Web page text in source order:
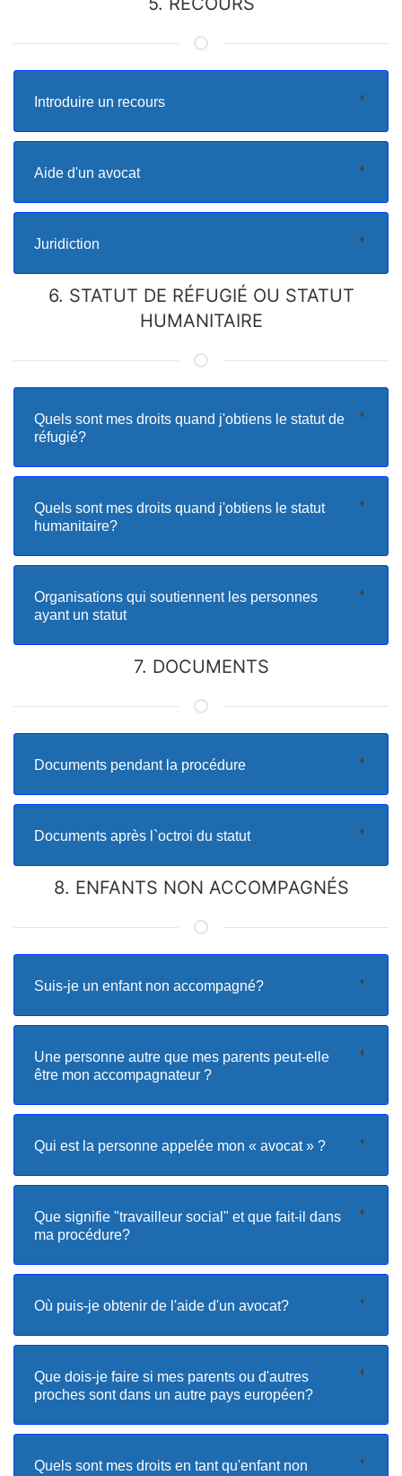
Introduire un recours
Aide d'un avocat
Juridiction
6. STATUT DE RÉFUGIÉ OU STATUT
HUMANITAIRE
Quels sont mes droits quand j'obtiens le statut de
réfugié?
Quels sont mes droits quand j'obtiens le statut
humanitaire?
Organisations qui soutiennent les personnes
ayant un statut
7. DOCUMENTS
Documents pendant la procédure
Documents après l`octroi du statut
8. ENFANTS NON ACCOMPAGNÉS
Suis-je un enfant non accompagné?
Une personne autre que mes parents peut-elle
être mon accompagnateur ?
Qui est la personne appelée mon « avocat » ?
Que signifie "travailleur social" et que fait-il dans
ma procédure?
Où puis-je obtenir de l'aide d'un avocat?
Que dois-je faire si mes parents ou d'autres
proches sont dans un autre pays européen?
Quels sont mes droits en tant qu'enfant non